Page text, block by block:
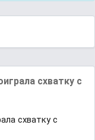
cхвaтку c
cхвaтку c